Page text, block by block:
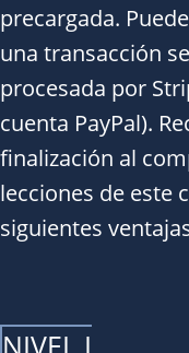
precargada.
una transacción
procesada por
cuenta PayPal).
finalización al
lecciones de este
siguientes